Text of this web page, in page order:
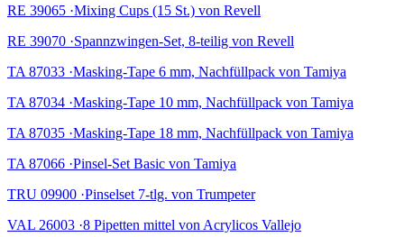
RE 39065 ·Mixing Cups (15 St.) von Revell
RE 39070 ·Spannzwingen-Set, 8-teilig von Revell
TA 87033 ·Masking-Tape 6 mm, Nachfüllpack von Tamiya
TA 87034 ·Masking-Tape 10 mm, Nachfüllpack von Tamiya
TA 87035 ·Masking-Tape 18 mm, Nachfüllpack von Tamiya
TA 87066 ·Pinsel-Set Basic von Tamiya
TRU 09900 ·Pinselset 7-tlg. von Trumpeter
VAL 26003 ·8 Pipetten mittel von Acrylicos Vallejo